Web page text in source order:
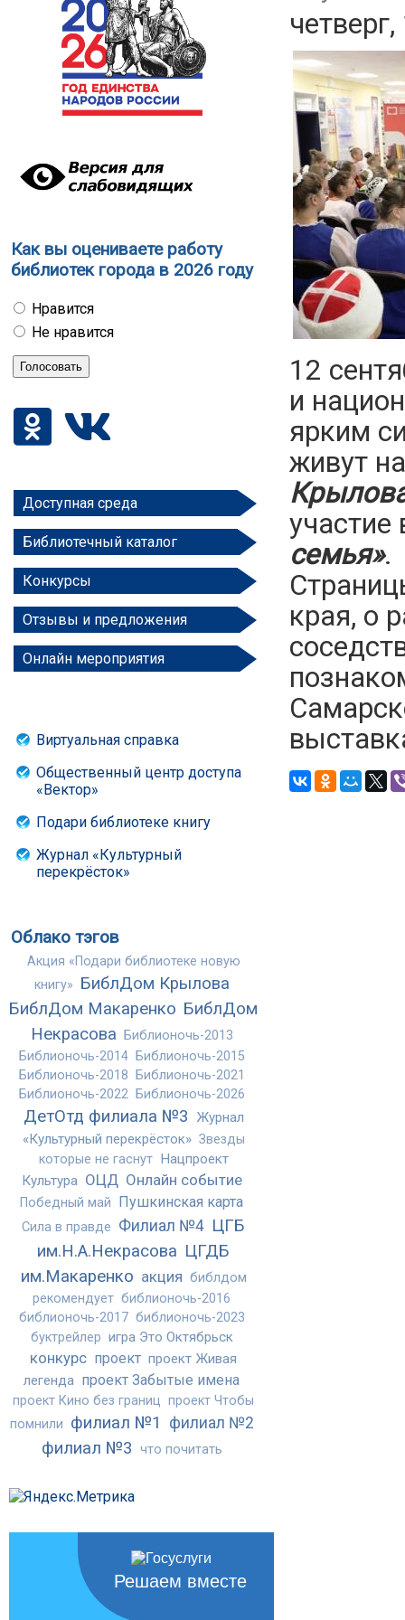
Как вы оцениваете работу
библиотек города в 2026 году
Нравится
Не нравится
Доступная среда
Библиотечный каталог
Конкурсы
Отзывы и предложения
Онлайн мероприятия
Виртуальная справка
Общественный центр доступа
«Вектор»
Подари библиотеке книгу
Журнал «Культурный
перекрёсток»
Облако тэгов
Акция «Подари библиотеке новую
книгу» БиблДом Крылова
БиблДом Макаренко БиблДом
Некрасова
Библионочь-2013
Библионочь-2014
Библионочь-2015
Библионочь-2018
Библионочь-2021
Библионочь-2022
Библионочь-2026
ДетОтд филиала №3
Журнал
«Культурный перекрёсток» Звезды
которые не гаснут Нацпроект
Культура ОЦД Онлайн событие
Победный май Пушкинская карта
Сила в правде Филиал №4 ЦГБ
им.Н.А.Некрасова ЦГДБ
им.Макаренко акция библдом
рекомендует библионочь-2016
библионочь-2017 библионочь-2023
буктрейлер игра Это Октябрьск
конкурс проект проект Живая
легенда проект Забытые имена
проект Кино без границ проект Чтобы
помнили филиал №1 филиал №2
филиал №3 что почитать
Решаем вместе
12
и
ярким
живут
участие
семья»
края, о